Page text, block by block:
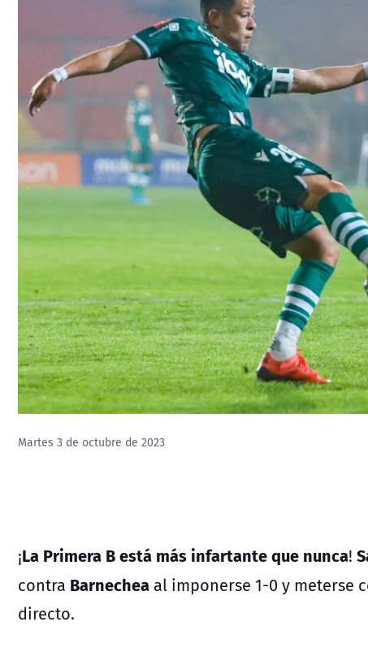
Martes 3 de octubre de 2023
¡La Primera B está más infartante que nunca!
contra Barnechea al imponerse 1-0 y meterse
directo.